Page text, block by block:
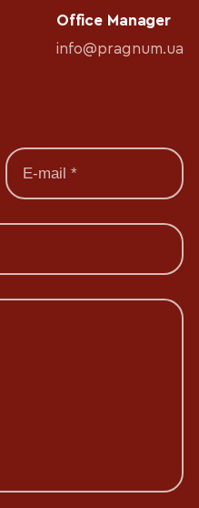
Office Manager
info@pragnum.ua